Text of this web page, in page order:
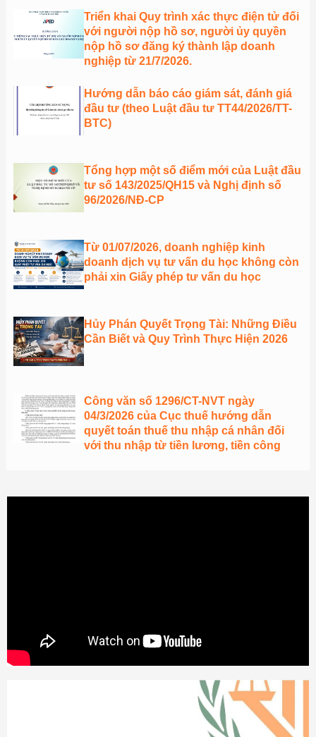
Triển khai Quy trình xác thực điện tử đối
với người nộp hồ sơ, người ủy quyền
nộp hồ sơ đăng ký thành lập doanh
nghiệp từ 21/7/2026.
Hướng dẫn báo cáo giám sát, đánh giá
đầu tư (theo Luật đầu tư TT44/2026/TT-
BTC)
Tổng hợp một số điểm mới của Luật đầu
tư số 143/2025/QH15 và Nghị định số
96/2026/NĐ-CP
Từ 01/07/2026, doanh nghiệp kinh
doanh dịch vụ tư vấn du học không còn
phải xin Giấy phép tư vấn du học
Hủy Phán Quyết Trọng Tài: Những Điều
Cần Biết và Quy Trình Thực Hiện 2026
Công văn số 1296/CT-NVT ngày
04/3/2026 của Cục thuế hướng dẫn
quyết toán thuế thu nhập cá nhân đối
với thu nhập từ tiền lương, tiền công